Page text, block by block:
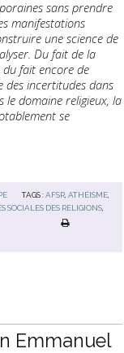
sans prendre
manifestations
une science de
Du fait de la
du fait encore de
des incertitudes dans
le domaine religieux, la
se
TAGS :AFSR,ATHÉISME,
SOCIALES DES RELIGIONS,
Emmanuel